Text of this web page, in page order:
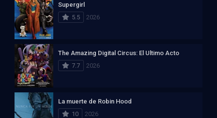
Supergirl
5.5
2026
The Amazing Digital Circus: El Ultimo Acto
7.7
2026
La muerte de Robin Hood
10
2026